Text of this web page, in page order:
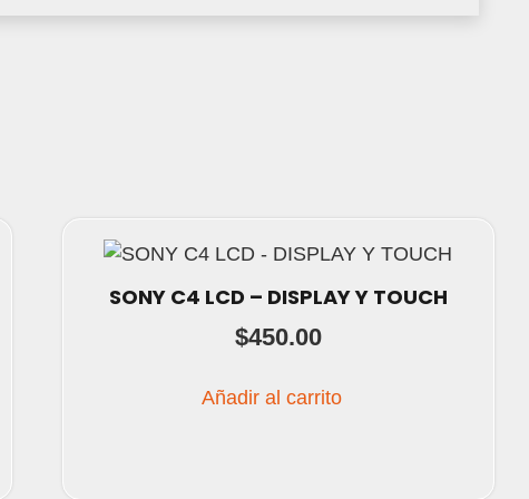
SONY C4 LCD – DISPLAY Y TOUCH
$450.00
Añadir al carrito